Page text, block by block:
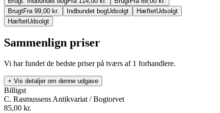
BrugtFra 99,00 kr. Indbundet bogUdsolgt HæftetUdsolgt
HæftetUdsolgt
Sammenlign priser
Vi har fundet de bedste priser på tværs af 1 forhandlere.
+ Vis detaljer om denne udgave
Billigst
C. Rasmussens Antikvariat / Bogtorvet
85,00 kr.